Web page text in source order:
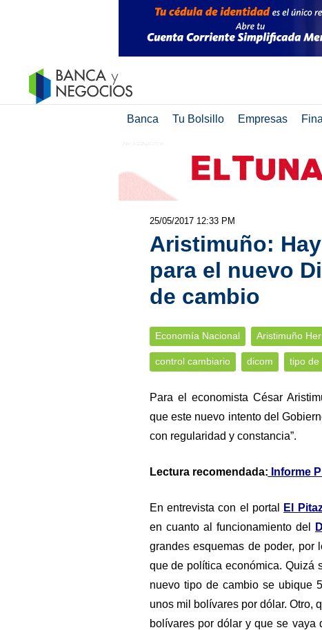
Banca Tu Bolsillo Empresas
25/05/2017 12:33 PM
Aristimuño:
para el nuevo
de cambio
Economía Nacional Aristimuño
control cambiario dicom tipo de
Para el economista César
que este nuevo intento del
con regularidad y constancia”.
Lectura recomendada: Informe
En entrevista con el portal El
en cuanto al funcionamiento del
grandes esquemas de poder,
que de política económica. Quizá
nuevo tipo de cambio se ubique
unos mil bolívares por dólar. Otro,
bolívares por dólar y que se vaya